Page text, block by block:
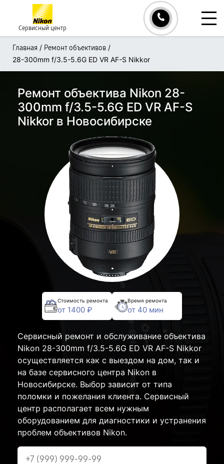
Сервисный центр
Главная / Ремонт объективов /
28-300mm f/3.5-5.6G ED VR AF-S Nikkor
Ремонт объектива Nikon 28-
300mm f/3.5-5.6G ED VR AF-S
Nikkor в Новосибирске
Стоимость ремонта
от 1400 ₽
Время ремонта
от 40 мин
Сервисный ремонт и обслуживание объектива
Nikon 28-300mm f/3.5-5.6G ED VR AF-S Nikkor
осуществляется как с выездом на дом, так и
на базе сервисного центра Nikon в
Новосибирске. Выбор зависит от типа
поломки и пожелания клиента. Сервисный
центр располагает всем нужным
оборудованием для диагностики и устранения
проблем объективов Nikon.